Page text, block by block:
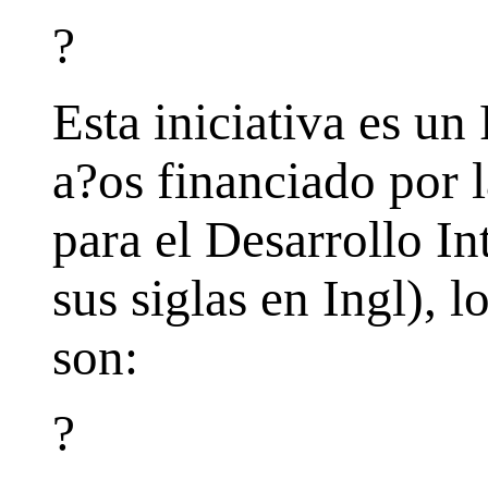
?
Esta iniciativa es un
a?os financiado por
para el Desarrollo
sus siglas en Ingl),
son:
?